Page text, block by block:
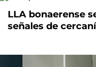
LLA bonaerense
señales de